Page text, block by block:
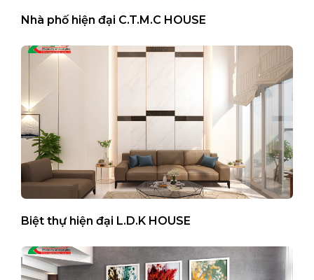
Nhà phố hiện đại C.T.M.C HOUSE
Biệt thự hiện đại L.D.K HOUSE